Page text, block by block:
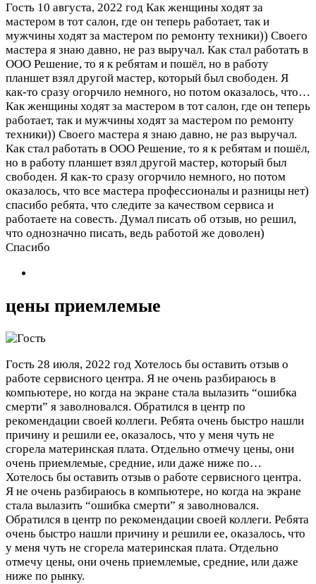
Гость 10 августа, 2022 год Как женщины ходят за
мастером в тот салон, где он теперь работает, так и
мужчины ходят за мастером по ремонту техники)) Своего
мастера я знаю давно, не раз выручал. Как стал работать в
ООО Решение, то я к ребятам и пошёл, но в работу
планшет взял другой мастер, который был свободен. Я
как-то сразу огорчило немного, но потом оказалось, что…
Как женщины ходят за мастером в тот салон, где он теперь
работает, так и мужчины ходят за мастером по ремонту
техники)) Своего мастера я знаю давно, не раз выручал.
Как стал работать в ООО Решение, то я к ребятам и пошёл,
но в работу планшет взял другой мастер, который был
свободен. Я как-то сразу огорчило немного, но потом
оказалось, что все мастера профессионалы и разницы нет)
спасибо ребята, что следите за качеством сервиса и
работаете на совесть. Думал писать об отзыв, но решил,
что однозначно писать, ведь работой же доволен)
Спасибо
цены приемлемые
Гость 28 июля, 2022 год Хотелось бы оставить отзыв о
работе сервисного центра. Я не очень разбираюсь в
компьютере, но когда на экране стала вылазить “ошибка
смерти” я заволновался. Обратился в центр по
рекомендации своей коллеги. Ребята очень быстро нашли
причину и решили ее, оказалось, что у меня чуть не
сгорела материнская плата. Отдельно отмечу цены, они
очень приемлемые, средние, или даже ниже по…
Хотелось бы оставить отзыв о работе сервисного центра.
Я не очень разбираюсь в компьютере, но когда на экране
стала вылазить “ошибка смерти” я заволновался.
Обратился в центр по рекомендации своей коллеги. Ребята
очень быстро нашли причину и решили ее, оказалось, что
у меня чуть не сгорела материнская плата. Отдельно
отмечу цены, они очень приемлемые, средние, или даже
ниже по рынку.